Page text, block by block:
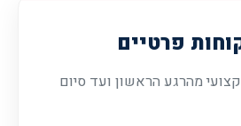
פרטיים
מהרגע הראשון ועד סיום